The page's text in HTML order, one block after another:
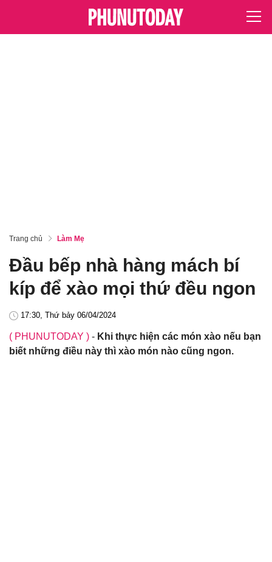
Trang chủ Làm Mẹ
Đầu bếp nhà hàng mách bí
kíp để xào mọi thứ đều ngon
17:30, Thứ bảy 06/04/2024
( PHUNUTODAY ) - Khi thực hiện các món xào nếu bạn
biết những điều này thì xào món nào cũng ngon.